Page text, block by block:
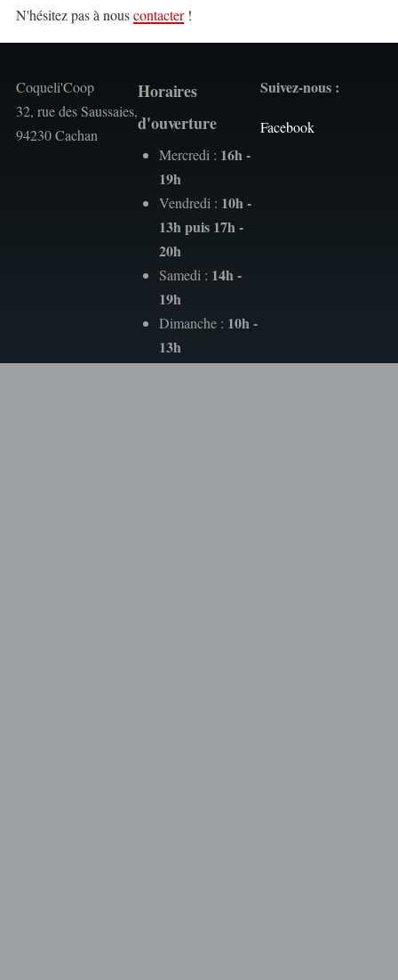
N'hésitez pas à nouscontacter!
Coqueli'Coop
32, rue des Saussaies,
94230 Cachan
Horaires
d'ouverture
Mercredi : 16h -
19h
Vendredi : 10h -
13h puis 17h -
20h
Samedi : 14h -
19h
Dimanche : 10h -
13h
Suivez-nous :
Facebook